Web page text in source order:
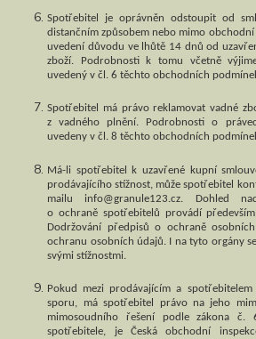
Spotřebitel je oprávněn odstoupit od
distančním způsobem nebo mimo
uvedení důvodu ve lhůtě 14 dnů od
zboží. Podrobnosti k tomu včetně
uvedený v čl. 6 těchto obchodních
Spotřebitel má právo reklamovat vadné
z vadného plnění. Podrobnosti o
uvedeny v čl. 8 těchto obchodních
Má-li spotřebitel k uzavřené kupní
prodávajícího stížnost, může spotřebitel
mailu info@granule123.cz. Dohled
o ochraně spotřebitelů provádí
Dodržování předpisů o ochraně
ochranu osobních údajů. I na tyto orgány
svými stížnostmi.
Pokud mezi prodávajícím a
sporu, má spotřebitel právo na jeho
mimosoudního řešení podle zákona č.
spotřebitele, je Česká obchodní